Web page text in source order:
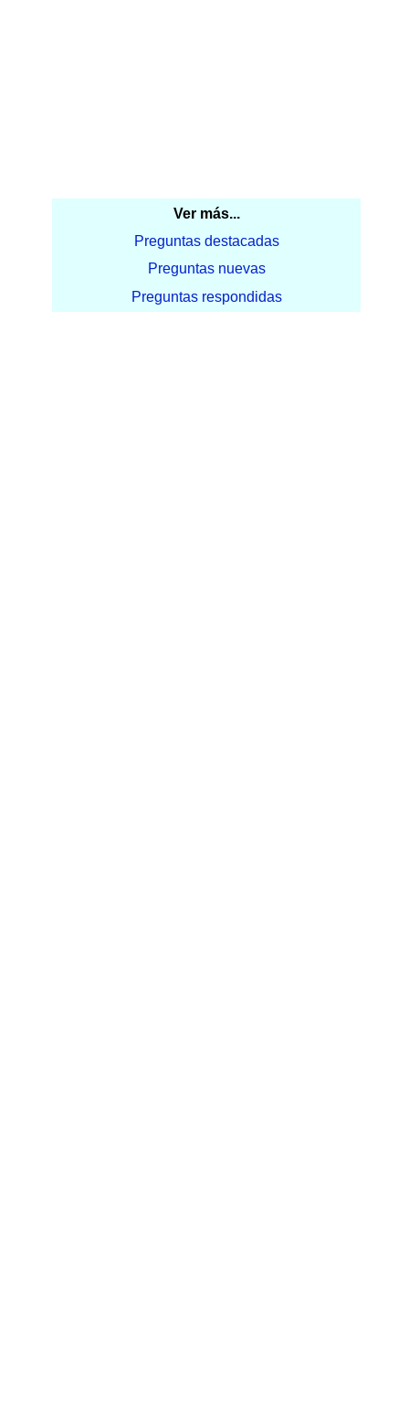
Ver más...
Preguntas destacadas
Preguntas nuevas
Preguntas respondidas